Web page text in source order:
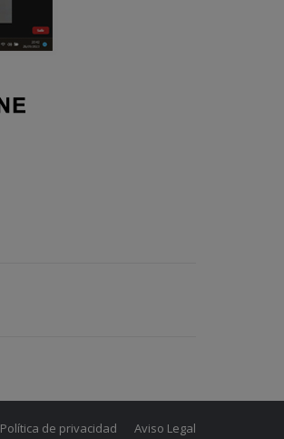
Política de privacidad Aviso Legal